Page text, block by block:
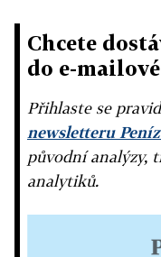
Chcete
do e-
Přihlaste se
newsletteru
původní analýzy,
analytiků.